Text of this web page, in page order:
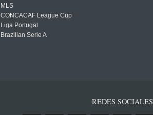
MLS
CONCACAF League Cup
Liga Portugal
Brazilian Serie A
REDES SOCIALES